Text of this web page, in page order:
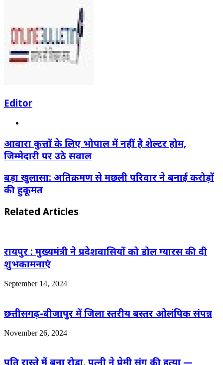
Editor
आवारा कुत्तों के लिए भोपाल में नहीं है शेल्टर होम,
जिम्मेदारी पर उठे सवाल
बड़ा खुलासा: अतिक्रमण से मछली परिवार ने बनाई करोड़ों
की हुकूमत
Related Articles
रायपुर : मुख्यमंत्री ने प्रदेशवासियों को डोल ग्यारस की दी
शुभकामनाएं
September 14, 2024
छत्तीसगढ़-बीजापुर में जिला स्तरीय बस्तर ओलंपिक संपन्न
November 26, 2024
पति रास्ते में बना रोड़ा, पत्नी ने प्रेमी संग की हत्या —